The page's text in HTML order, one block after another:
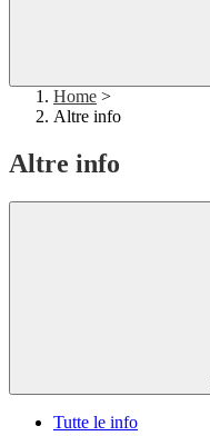
Home >
Altre info
Altre info
Tutte le info